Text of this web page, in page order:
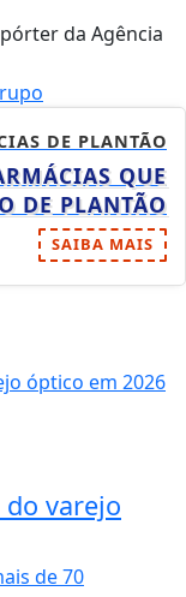
da Agência
DE PLANTÃO
QUE
DE PLANTÃO
SAIBA MAIS
do varejo